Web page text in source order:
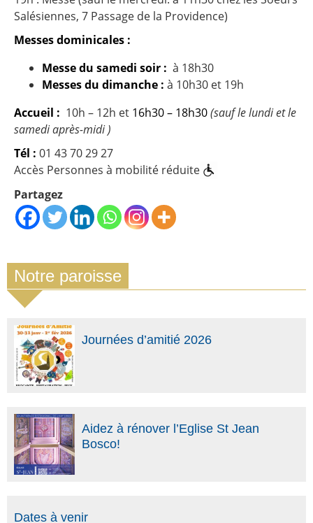
Salésiennes, 7 Passage de la Providence)
Messes dominicales :
Messe du samedi soir : à 18h30
Messes du dimanche : à 10h30 et 19h
Accueil : 10h – 12h et 16h30 – 18h30(sauf le lundi et le
samedi après-midi )
Tél : 01 43 70 29 27
Accès Personnes à mobilité réduite
Partagez
Notre paroisse
Journées d’amitié 2026
Aidez à rénover l’Eglise St Jean
Bosco!
Dates à venir